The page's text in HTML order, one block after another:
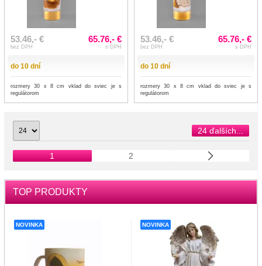
53.46,- €
bez DPH
65.76,- €
s DPH
do 10 dní
rozmery 30 x 8 cm vklad do sviec je s
regulátorom
53.46,- €
bez DPH
65.76,- €
s DPH
do 10 dní
rozmery 30 x 8 cm vklad do sviec je s
regulátorom
24 ďalších...
1 2
TOP PRODUKTY
NOVINKA NOVINKA